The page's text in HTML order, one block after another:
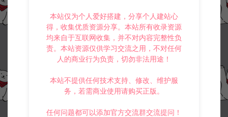
本站仅为个人爱好搭建，分享个人建站心
得，收集优质资源分享。本站所有收录资源
均来自于互联网收集，并不对内容完整性负
责。本站资源仅供学习交流之用，不对任何
人的商业行为负责，切勿非法用途！
本站不提供任何技术支持、修改、维护服
务，若需商业使用请购买正版。
任何问题都可以添加官方交流群交流提问！